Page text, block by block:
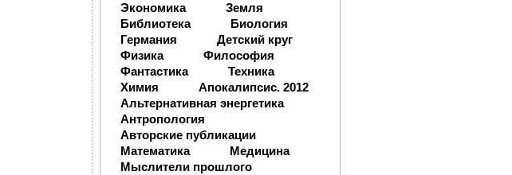
Экономика
Земля
Библиотека
Биология
Германия
Детский круг
Физика
Философия
Фантастика
Техника
Химия
Апокалипсис. 2012
Альтернативная энергетика
Антропология
Авторские публикации
Математика
Медицина
Мыслители прошлого